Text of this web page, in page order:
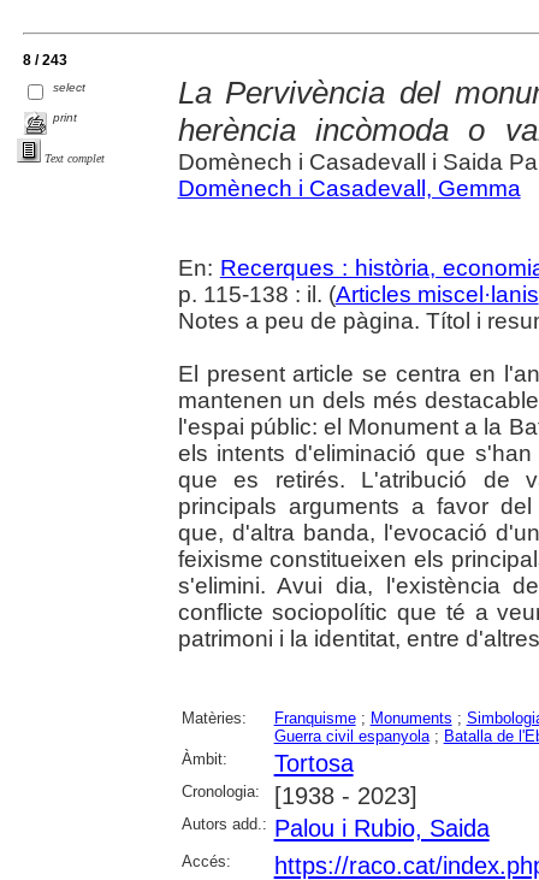
8 / 243
select
print
Text complet
La Pervivència del
herència incòmoda o
Domènech i Casadevall i Saida
Domènech i Casadevall, Gemma
En: Recerques : història,
p. 115-138 : il. (Articles miscel·lanis
Notes a peu de pàgina. Títol i
El present article se centra en
mantenen un dels més
l'espai públic: el Monument a la
els intents d'eliminació que
que es retirés. L'atribució de
principals arguments a favor
que, d'altra banda, l'evocació
feixisme constitueixen els
s'elimini. Avui dia, l'existència
conflicte sociopolític que té a
patrimoni i la identitat, entre
Matèries: Franquisme; Monuments ;
Guerra civil espanyola; Batalla de
Àmbit:
Tortosa
Cronologia: [1938 - 2023]
Autors add.: Palou i Rubio, Saida
Accés: https://raco.cat/